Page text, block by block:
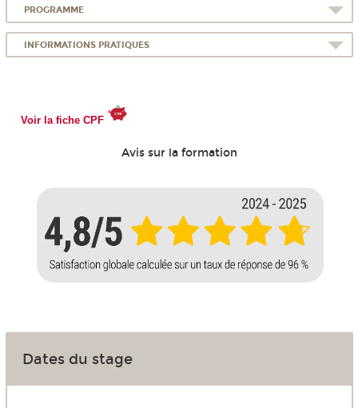
PROGRAMME
INFORMATIONS PRATIQUES
Voir la fiche CPF
Avis sur la formation
Dates du stage